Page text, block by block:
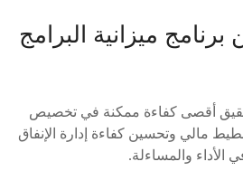
ميزانية البرامج
أقصى كفاءة ممكنة في تخصيص
مالي وتحسين كفاءة إدارة الإنفاق
الأداء والمساءلة.